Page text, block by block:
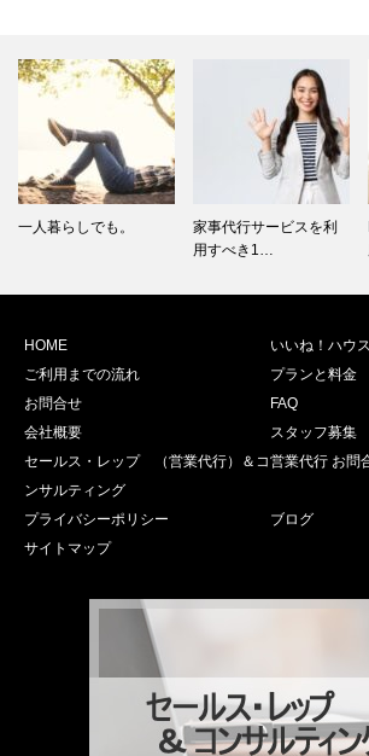
一人暮らしでも。
家事代行サービスを利
用すべき1…
HOME
いいね！ハウ
ご利用までの流れ
プランと料金
お問合せ
FAQ
会社概要
スタッフ募集
セールス・レップ （営業代行）＆コ
ンサルティング
営業代行 お問
プライバシーポリシー
ブログ
サイトマップ